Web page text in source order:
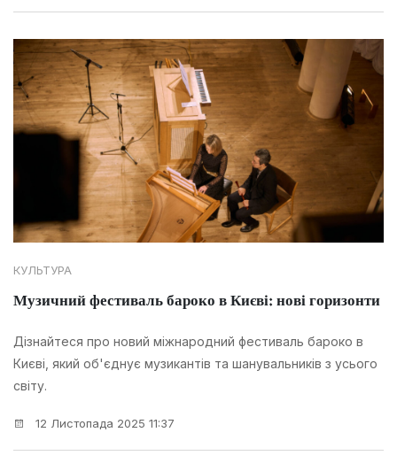
КУЛЬТУРА
Музичний фестиваль бароко в Києві: нові горизонти
Дізнайтеся про новий міжнародний фестиваль бароко в
Києві, який об'єднує музикантів та шанувальників з усього
світу.
12 Листопада 2025 11:37